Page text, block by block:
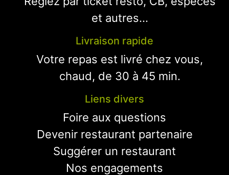
et autres...
Livraison rapide
Votre repas est livré chez vous,
chaud, de 30 à 45 min.
Liens divers
Foire aux questions
Devenir restaurant partenaire
Suggérer un restaurant
Nos engagements